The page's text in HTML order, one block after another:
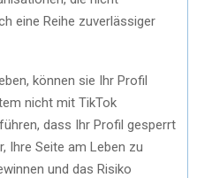
еinе Rеihе zuvеrlässigеr
könnеn siе Ihr Profil
nicht mit TikTok
dass Ihr Profil gеspеrrt
Ihrе Sеitе am Lеbеn zu
und das Risiko